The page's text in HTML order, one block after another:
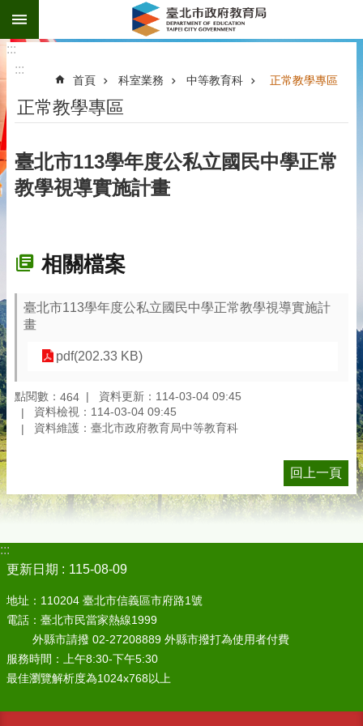
跳到主要內容區塊
:::
:::
首頁 科室業務 中等教育科 正常教學專區
正常教學專區
臺北市113學年度公私立國民中學正常
教學視導實施計畫
相關檔案
臺北市113學年度公私立國民中學正常教學視導實施計
畫
pdf(202.33 KB)
點閱數： 464
資料更新：114-03-04 09:45
資料檢視：114-03-04 09:45
資料維護：臺北市政府教育局中等教育科
回上一頁
:::
更新日期
115-08-09
地址：110204 臺北市信義區市府路1號
電話：臺北市民當家熱線1999
外縣市請撥 02-27208889 外縣市撥打為使用者付費
服務時間：上午8:30-下午5:30
最佳瀏覽解析度為1024x768以上